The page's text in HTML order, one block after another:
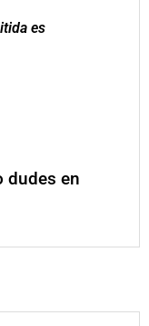
es
dudes en